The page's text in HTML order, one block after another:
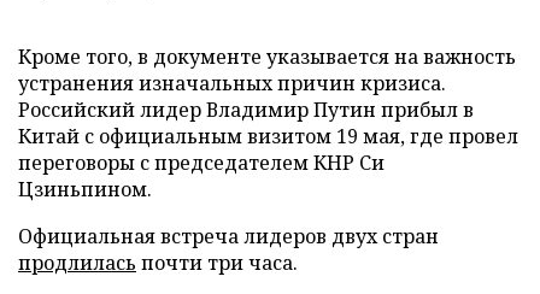
Кроме того, в документе указывается на важность
устранения изначальных причин кризиса.
Российский лидер Владимир Путин прибыл в
Китай с официальным визитом 19 мая, где провел
переговоры с председателем КНР Си
Цзиньпином.
Официальная встреча лидеров двух стран
продлилась почти три часа.